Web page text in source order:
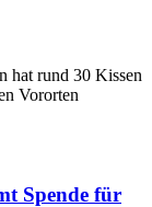
hat rund 30 Kissen
Vororten
Spende für